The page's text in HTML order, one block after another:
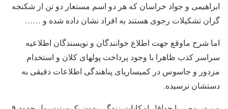
ابراهیمی و جواد خراسان که هر دو اسم مستعار دو تن از شکنجه
گران تشکیلات رجوی هستند به افراد نشان داده شده و ……
اما شرح ماوقع جهت اطلاع خوانندگان و نویسندگان اطلاعیه
سراسر کذب ظاهرا با وجود پرداخت پولهای کلان و استخدام
مزدور و جاسوس در کمیساریای پناهندگی اطلاعات دقیقی به
دستشان نرسیده.